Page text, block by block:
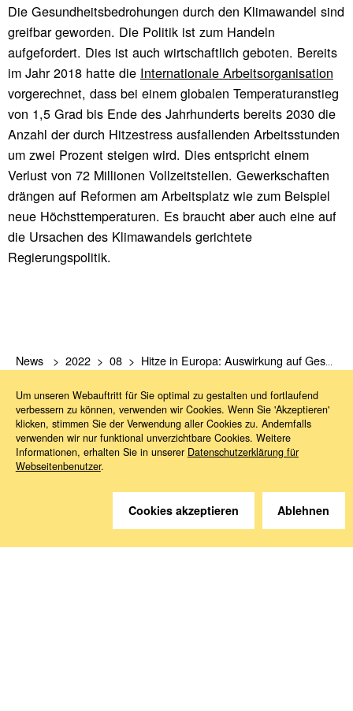
Die Gesundheitsbedrohungen durch den Klimawandel sind
greifbar geworden. Die Politik ist zum Handeln
aufgefordert. Dies ist auch wirtschaftlich geboten. Bereits
im Jahr 2018 hatte die Internationale Arbeitsorganisation
vorgerechnet, dass bei einem globalen Temperaturanstieg
von 1,5 Grad bis Ende des Jahrhunderts bereits 2030 die
Anzahl der durch Hitzestress ausfallenden Arbeitsstunden
um zwei Prozent steigen wird. Dies entspricht einem
Verlust von 72 Millionen Vollzeitstellen. Gewerkschaften
drängen auf Reformen am Arbeitsplatz wie zum Beispiel
neue Höchsttemperaturen. Es braucht aber auch eine auf
die Ursachen des Klimawandels gerichtete
Regierungspolitik.
News 2022 08 Hitze in Europa: Auswirkung auf Gesundheit und Arbeitsschutz
Sie haben Fragen?
Wir helfen gerne weiter.
Um unseren Webauftritt für Sie optimal zu gestalten und fortlaufend
verbessern zu können, verwenden wir Cookies. Wenn Sie 'Akzeptieren'
klicken, stimmen Sie der Verwendung aller Cookies zu. Andernfalls
verwenden wir nur funktional unverzichtbare Cookies. Weitere
Informationen, erhalten Sie in unserer Datenschutzerklärung für
Webseitenbenutzer.
Cookies akzeptieren Ablehnen